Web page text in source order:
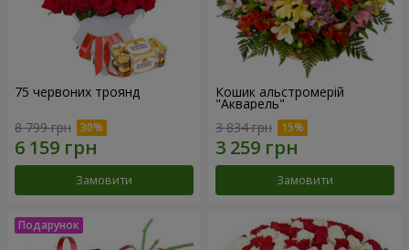
75 червоних троянд
8 799 грн
Замовити
Кошик альстромерій
"Акварель"
3 834 грн
Замовити